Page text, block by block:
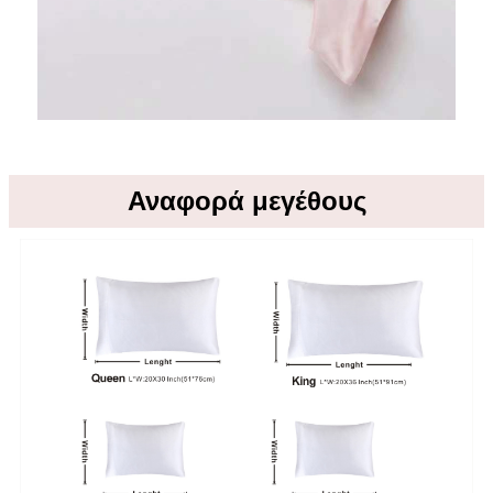
Αναφορά μεγέθους